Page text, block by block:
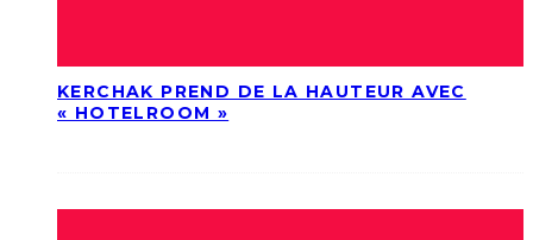
KERCHAK PREND DE LA HAUTEUR AVEC
« HOTELROOM »